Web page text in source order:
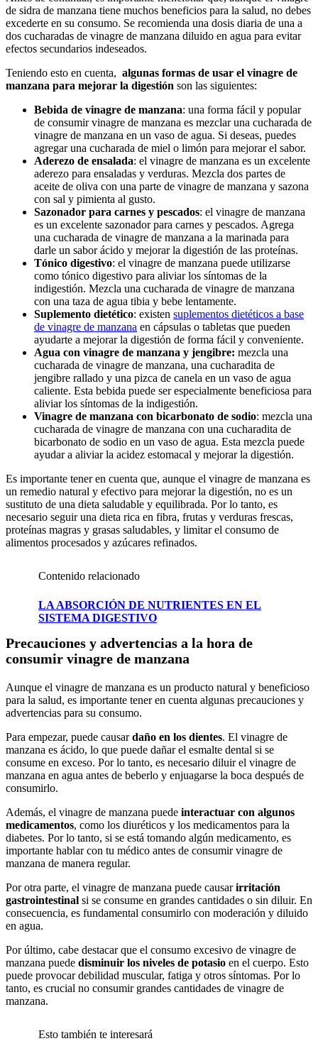
de sidra de manzana tiene muchos beneficios para la salud, no debes
excederte en su consumo. Se recomienda una dosis diaria de una a
dos cucharadas de vinagre de manzana diluido en agua para evitar
efectos secundarios indeseados.
Teniendo esto en cuenta, algunas formas de usar el vinagre de
manzana para mejorar la digestión son las siguientes:
Bebida de vinagre de manzana: una forma fácil y popular
de consumir vinagre de manzana es mezclar una cucharada de
vinagre de manzana en un vaso de agua. Si deseas, puedes
agregar una cucharada de miel o limón para mejorar el sabor.
Aderezo de ensalada: el vinagre de manzana es un excelente
aderezo para ensaladas y verduras. Mezcla dos partes de
aceite de oliva con una parte de vinagre de manzana y sazona
con sal y pimienta al gusto.
Sazonador para carnes y pescados: el vinagre de manzana
es un excelente sazonador para carnes y pescados. Agrega
una cucharada de vinagre de manzana a la marinada para
darle un sabor ácido y mejorar la digestión de las proteínas.
Tónico digestivo: el vinagre de manzana puede utilizarse
como tónico digestivo para aliviar los síntomas de la
indigestión. Mezcla una cucharada de vinagre de manzana
con una taza de agua tibia y bebe lentamente.
Suplemento dietético: existen suplementos dietéticos a base
de vinagre de manzana en cápsulas o tabletas que pueden
ayudarte a mejorar la digestión de forma fácil y conveniente.
Agua con vinagre de manzana y jengibre: mezcla una
cucharada de vinagre de manzana, una cucharadita de
jengibre rallado y una pizca de canela en un vaso de agua
caliente. Esta bebida puede ser especialmente beneficiosa para
aliviar los síntomas de la indigestión.
Vinagre de manzana con bicarbonato de sodio: mezcla una
cucharada de vinagre de manzana con una cucharadita de
bicarbonato de sodio en un vaso de agua. Esta mezcla puede
ayudar a aliviar la acidez estomacal y mejorar la digestión.
Es importante tener en cuenta que, aunque el vinagre de manzana es
un remedio natural y efectivo para mejorar la digestión, no es un
sustituto de una dieta saludable y equilibrada. Por lo tanto, es
necesario seguir una dieta rica en fibra, frutas y verduras frescas,
proteínas magras y grasas saludables, y limitar el consumo de
alimentos procesados y azúcares refinados.
Contenido relacionado
LA ABSORCIÓN DE NUTRIENTES EN EL
SISTEMA DIGESTIVO
Precauciones y advertencias a la hora de
consumir vinagre de manzana
Aunque el vinagre de manzana es un producto natural y beneficioso
para la salud, es importante tener en cuenta algunas precauciones y
advertencias para su consumo.
Para empezar, puede causardaño en los dientes. El vinagre de
manzana es ácido, lo que puede dañar el esmalte dental si se
consume en exceso. Por lo tanto, es necesario diluir el vinagre de
manzana en agua antes de beberlo y enjuagarse la boca después de
consumirlo.
Además, el vinagre de manzana puede interactuar con algunos
medicamentos, como los diuréticos y los medicamentos para la
diabetes. Por lo tanto, si se está tomando algún medicamento, es
importante hablar con tu médico antes de consumir vinagre de
manzana de manera regular.
Por otra parte, el vinagre de manzana puede causarirritación
gastrointestinal si se consume en grandes cantidades o sin diluir. En
consecuencia, es fundamental consumirlo con moderación y diluido
en agua.
Por último, cabe destacar que el consumo excesivo de vinagre de
manzana puede disminuir los niveles de potasio en el cuerpo. Esto
puede provocar debilidad muscular, fatiga y otros síntomas. Por lo
tanto, es crucial no consumir grandes cantidades de vinagre de
manzana.
Esto también te interesará